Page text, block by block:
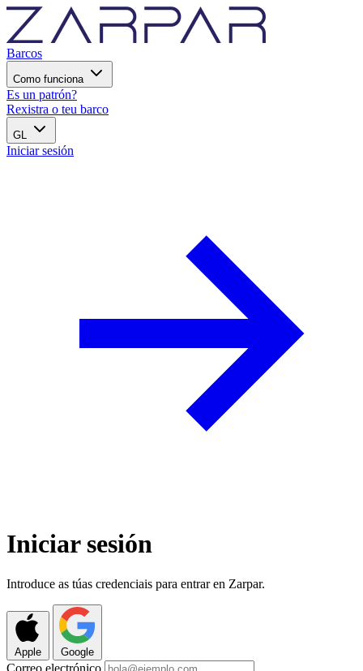
Barcos
Como funciona
Es un patrón?
Rexistra o teu barco
GL
Iniciar sesión
Iniciar sesión
Introduce as túas credenciais para entrar en Zarpar.
Apple Google
Correo electrónico